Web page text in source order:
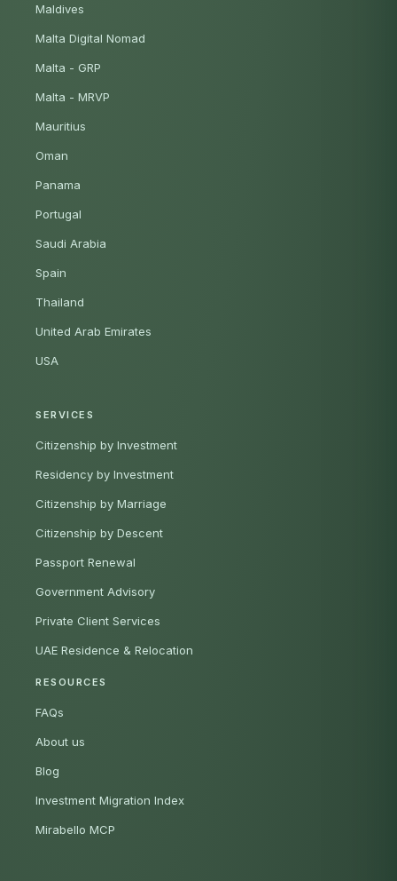
Maldives
Malta Digital Nomad
Malta - GRP
Malta - MRVP
Mauritius
Oman
Panama
Portugal
Saudi Arabia
Spain
Thailand
United Arab Emirates
USA
SERVICES
Citizenship by Investment
Residency by Investment
Citizenship by Marriage
Citizenship by Descent
Passport Renewal
Government Advisory
Private Client Services
UAE Residence & Relocation
RESOURCES
FAQs
About us
Blog
Investment Migration Index
Mirabello MCP